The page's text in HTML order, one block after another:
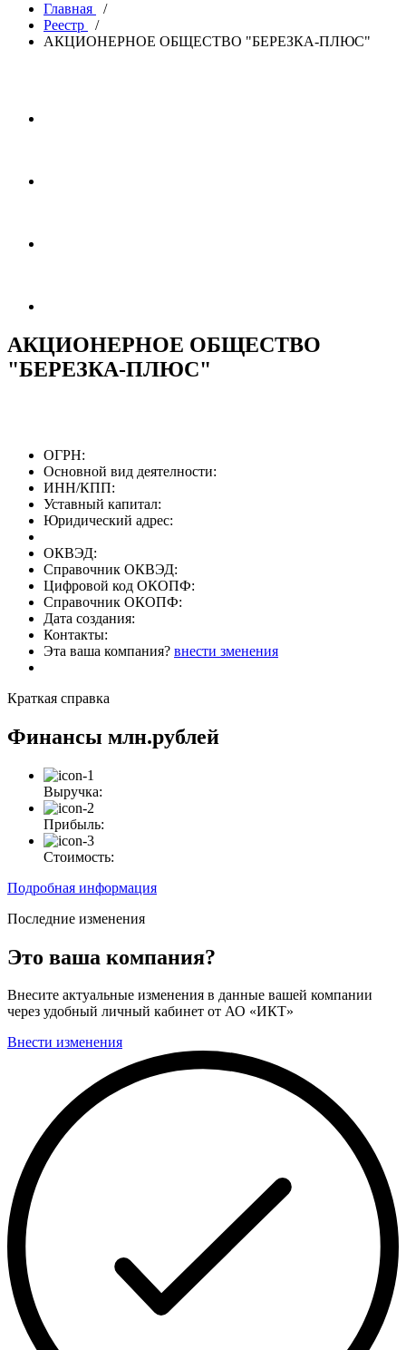
Главная
/
Реестр
/
АКЦИОНЕРНОЕ ОБЩЕСТВО "БЕРЕЗКА-ПЛЮС"
АКЦИОНЕРНОЕ ОБЩЕСТВО
"БЕРЕЗКА-ПЛЮС"
ОГРН:
Основной вид деятелности:
ИНН/КПП:
Уставный капитал:
Юридический адрес:
ОКВЭД:
Справочник ОКВЭД:
Цифровой код ОКОПФ:
Справочник ОКОПФ:
Дата создания:
Контакты:
Эта ваша компания? внести зменения
Краткая справка
Финансы млн.рублей
Выручка:
Прибыль:
Стоимость:
Подробная информация
Последние изменения
Это ваша компания?
Внесите актуальные изменения в данные вашей компании
через удобный личный кабинет от АО «ИКТ»
Внести изменения